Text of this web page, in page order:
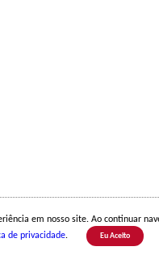
em nosso site. Ao continuar
de privacidade. Eu Aceito